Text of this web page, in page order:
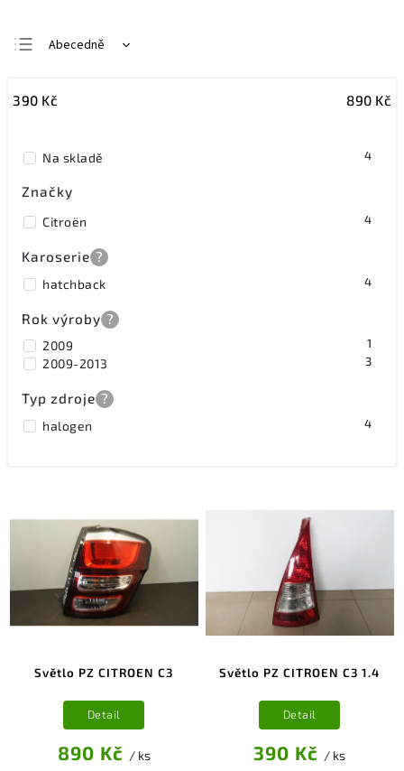
Abecedně
Nejdražší
390 Kč 890 Kč
Na skladě 4
Značky
Citroën 4
Karoserie ?
hatchback 4
Rok výroby ?
2009 1
2009-2013 3
Typ zdroje ?
halogen 4
Světlo PZ CITROEN C3
890 Kč / ks
Detail
Světlo PZ CITROEN C3 1.4
390 Kč / ks
Detail